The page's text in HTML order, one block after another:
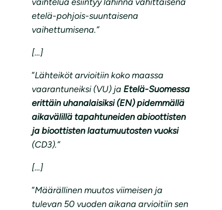
etelä-pohjois-suuntaisena
vaihettumisena.”
[…]
”Lähteiköt arvioitiin koko maassa
vaarantuneiksi (VU) ja Etelä-Suomessa
erittäin uhanalaisiksi (EN) pidemmällä
aikavälillä tapahtuneiden abioottisten
ja bioottisten laatumuutosten vuoksi
(CD3).”
[…]
”Määrällinen muutos viimeisen ja
tulevan 50 vuoden aikana arvioitiin sen